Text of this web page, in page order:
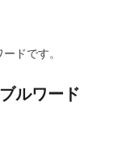
ドです。
ルワード